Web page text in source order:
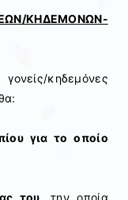
κηδεμόνες
για το οποίο